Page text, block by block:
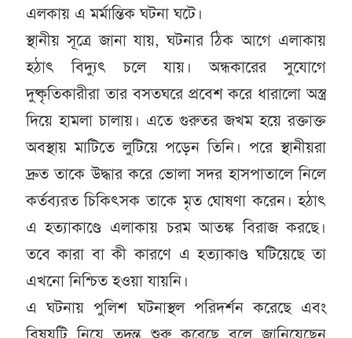
এলকায় এ মর্মান্তিক ঘটনা ঘটে।
স্থানীয় সূত্রে জানা যায়, ঘটনার ঠিক আগে এলাকায়
হঠাৎ বিদ্যুৎ চলে যায়। অন্ধকারের সুযোগে
দুষ্কৃতিকারীরা তার বসতঘরে প্রবেশ করে ধারালো অস্ত্র
দিয়ে হামলা চালায়। এতে গুরুতর জখম হয়ে রক্তাক্ত
অবস্থায় মাটিতে লুটিয়ে পড়েন তিনি। পরে স্থানীয়রা
দ্রুত তাকে উদ্ধার করে ভোলা সদর হাসপাতালে নিলে
কর্তব্যরত চিকিৎসক তাকে মৃত ঘোষণা করেন। হঠাৎ
এ হত্যাকাণ্ডে এলাকায় চরম আতঙ্ক বিরাজ করছে।
তবে কারা বা কী কারণে এ হত্যাকাণ্ড ঘটিয়েছে তা
এখনো নিশ্চিত হওয়া যায়নি।
এ ঘটনায় পুলিশ ঘটনাস্থল পরিদর্শন করেছে এবং